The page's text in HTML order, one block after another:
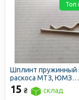
Шплинт пружинный
раскоса МТЗ, ЮМЗ
(механизма
d=4,5мм (ДК)
15 ₴ склад
Топ